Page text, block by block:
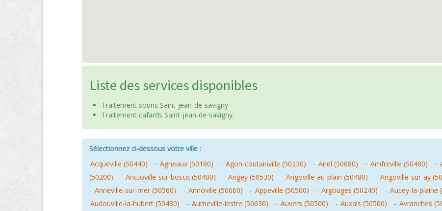
Liste des services disponibles
Traitement souris Saint-jean-de-savigny
Traitement cafards Saint-jean-de-savigny
Sélectionnez ci-dessous votre ville :
Acqueville (50440)
- Agneaux (50180) - Agon-coutainville (50230) - Airel (50680) - Amfreville (50480) -
(50200)
- Anctoville-sur-boscq (50400) - Angey (50530) - Angoville-au-plain (50480) - Angoville-sur-ay
- Anneville-sur-mer (50560) - Annoville (50660) - Appeville (50500) - Argouges (50240) - Aucey-la-plaine
Audouville-la-hubert (50480)
- Aumeville-lestre (50630) - Auvers (50500) - Auxais (50500) - Avranches